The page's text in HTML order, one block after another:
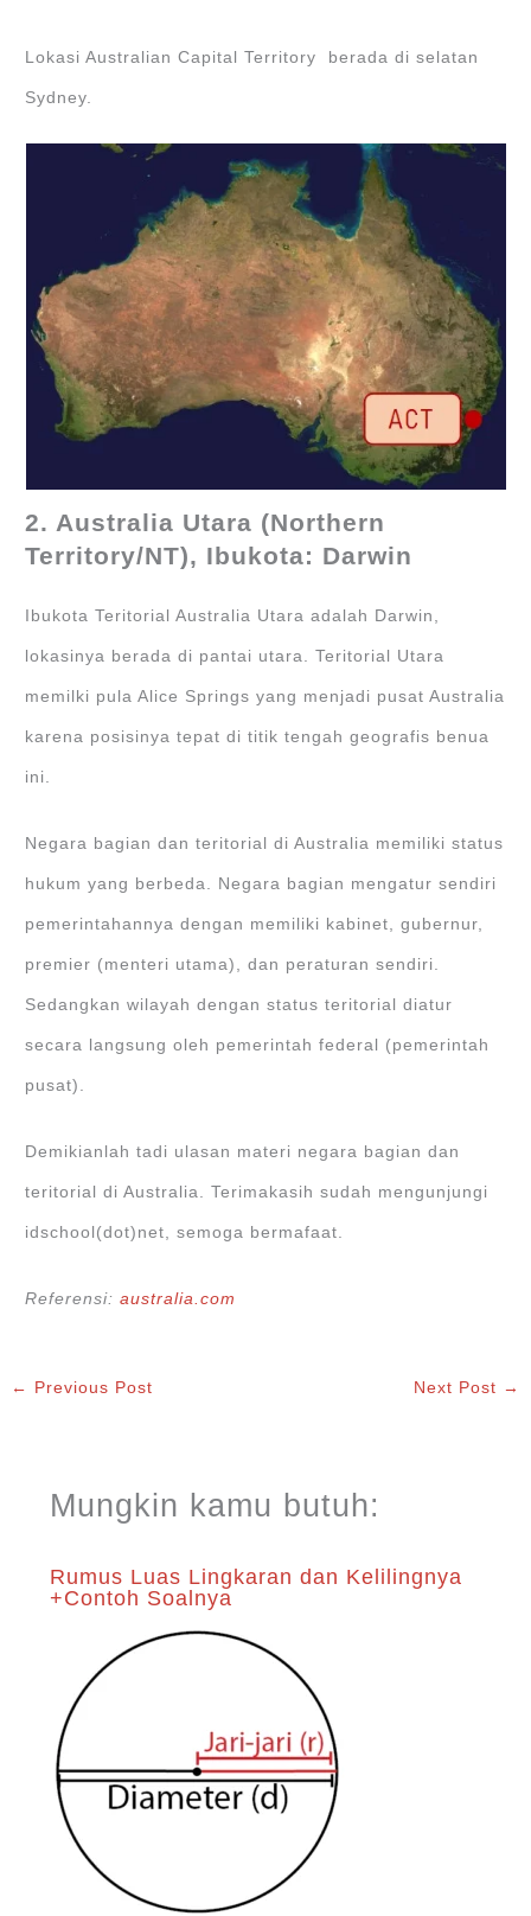
Lokasi Australian Capital Territory berada di selatan
Sydney.
2. Australia Utara (Northern
Territory/NT), Ibukota: Darwin
Ibukota Teritorial Australia Utara adalah Darwin,
lokasinya berada di pantai utara. Teritorial Utara
memilki pula Alice Springs yang menjadi pusat Australia
karena posisinya tepat di titik tengah geografis benua
ini.
Negara bagian dan teritorial di Australia memiliki status
hukum yang berbeda. Negara bagian mengatur sendiri
pemerintahannya dengan memiliki kabinet, gubernur,
premier (menteri utama), dan peraturan sendiri.
Sedangkan wilayah dengan status teritorial diatur
secara langsung oleh pemerintah federal (pemerintah
pusat).
Demikianlah tadi ulasan materi negara bagian dan
teritorial di Australia. Terimakasih sudah mengunjungi
idschool(dot)net, semoga bermafaat.
Referensi: australia.com
← Previous Post Next Post →
Mungkin kamu butuh:
Rumus Luas Lingkaran dan Kelilingnya
+Contoh Soalnya